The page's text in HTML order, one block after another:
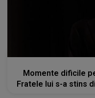
Momente dificile
Fratele lui s-a stins